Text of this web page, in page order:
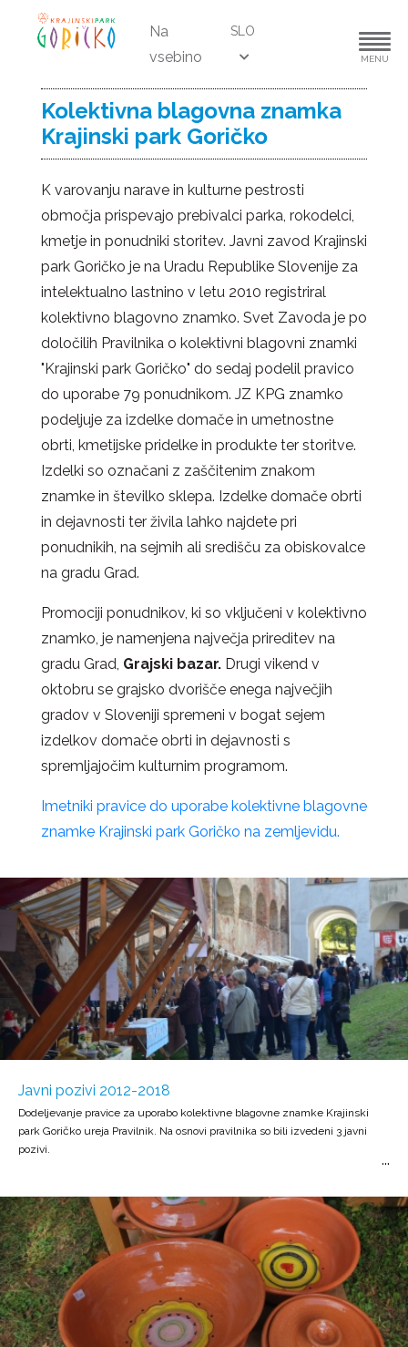
Na
vsebino
SLO
MENU
Kolektivna blagovna znamka
Krajinski park Goričko
K varovanju narave in kulturne pestrosti
območja prispevajo prebivalci parka, rokodelci,
kmetje in ponudniki storitev. Javni zavod Krajinski
park Goričko je na Uradu Republike Slovenije za
intelektualno lastnino v letu 2010 registriral
kolektivno blagovno znamko. Svet Zavoda je po
določilih Pravilnika o kolektivni blagovni znamki
"Krajinski park Goričko" do sedaj podelil pravico
do uporabe 79 ponudnikom. JZ KPG znamko
podeljuje za izdelke domače in umetnostne
obrti, kmetijske pridelke in produkte ter storitve.
Izdelki so označani z zaščitenim znakom
znamke in številko sklepa. Izdelke domače obrti
in dejavnosti ter živila lahko najdete pri
ponudnikih, na sejmih ali središču za obiskovalce
na gradu Grad.
Promociji ponudnikov, ki so vključeni v kolektivno
znamko, je namenjena največja prireditev na
gradu Grad, Grajski bazar. Drugi vikend v
oktobru se grajsko dvorišče enega največjih
gradov v Sloveniji spremeni v bogat sejem
izdelkov domače obrti in dejavnosti s
spremljajočim kulturnim programom.
Imetniki pravice do uporabe kolektivne blagovne
znamke Krajinski park Goričko na zemljevidu.
Javni pozivi 2012-2018
Dodeljevanje pravice za uporabo kolektivne blagovne znamke Krajinski
park Goričko ureja Pravilnik. Na osnovi pravilnika so bili izvedeni 3 javni
pozivi.